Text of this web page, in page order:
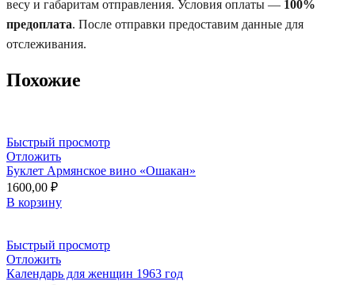
весу и габаритам отправления. Условия оплаты — 100%
предоплата. После отправки предоставим данные для
отслеживания.
Похожие
Быстрый просмотр
Отложить
Буклет Армянское вино «Ошакан»
1600,00 ₽
В корзину
Быстрый просмотр
Отложить
Календарь для женщин 1963 год